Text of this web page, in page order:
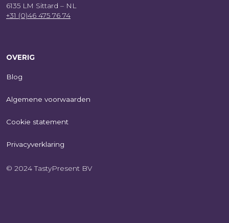
6135 LM Sittard – NL
+31 (0)46 475 76 74
OVERIG
Blog
Algemene voorwaarden
Cookie statement
Privacyverklaring
© 2024 TastyPresent BV